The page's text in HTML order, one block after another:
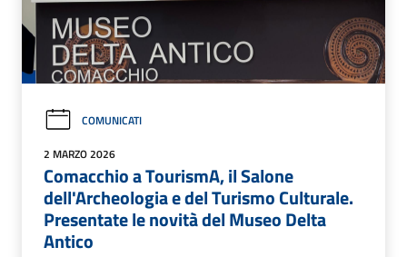
COMUNICATI
2 MARZO 2026
Comacchio a TourismA, il Salone
dell'Archeologia e del Turismo Culturale.
Presentate le novità del Museo Delta
Antico